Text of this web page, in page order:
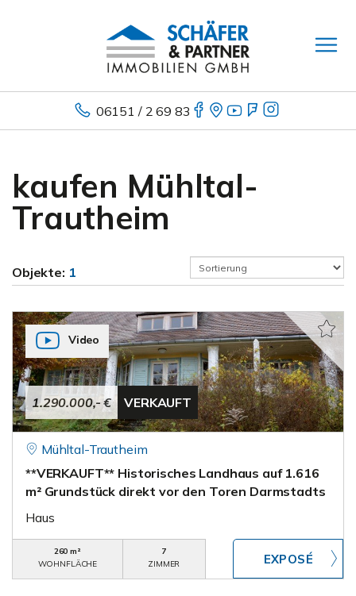
06151 / 2 69 83
kaufen Mühltal-
Trautheim
Objekte: 1
1.290.000,- € VERKAUFT
Video
Mühltal-Trautheim
**VERKAUFT** Historisches Landhaus auf 1.616
m² Grundstück direkt vor den Toren Darmstadts
Haus
260 m²
WOHNFLÄCHE
7
ZIMMER